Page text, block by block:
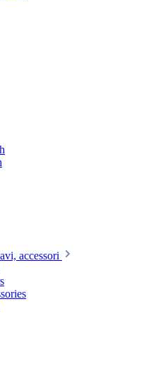
accessori